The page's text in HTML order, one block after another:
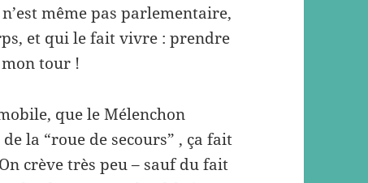
même pas parlementaire,
et qui le fait vivre : prendre
tour !
que le Mélenchon
la “roue de secours” , ça fait
crève très peu – sauf du fait